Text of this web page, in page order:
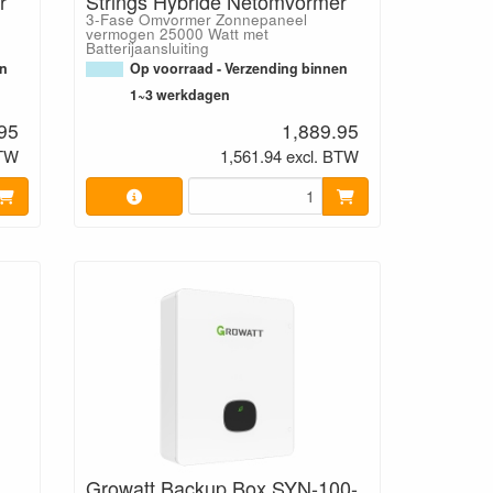
3-Fase Omvormer Zonnepaneel
vermogen 25000 Watt met
Batterijaansluiting
Op voorraad - Verzending binnen
1~3 werkdagen
1,889.95
1,561.94 excl. BTW